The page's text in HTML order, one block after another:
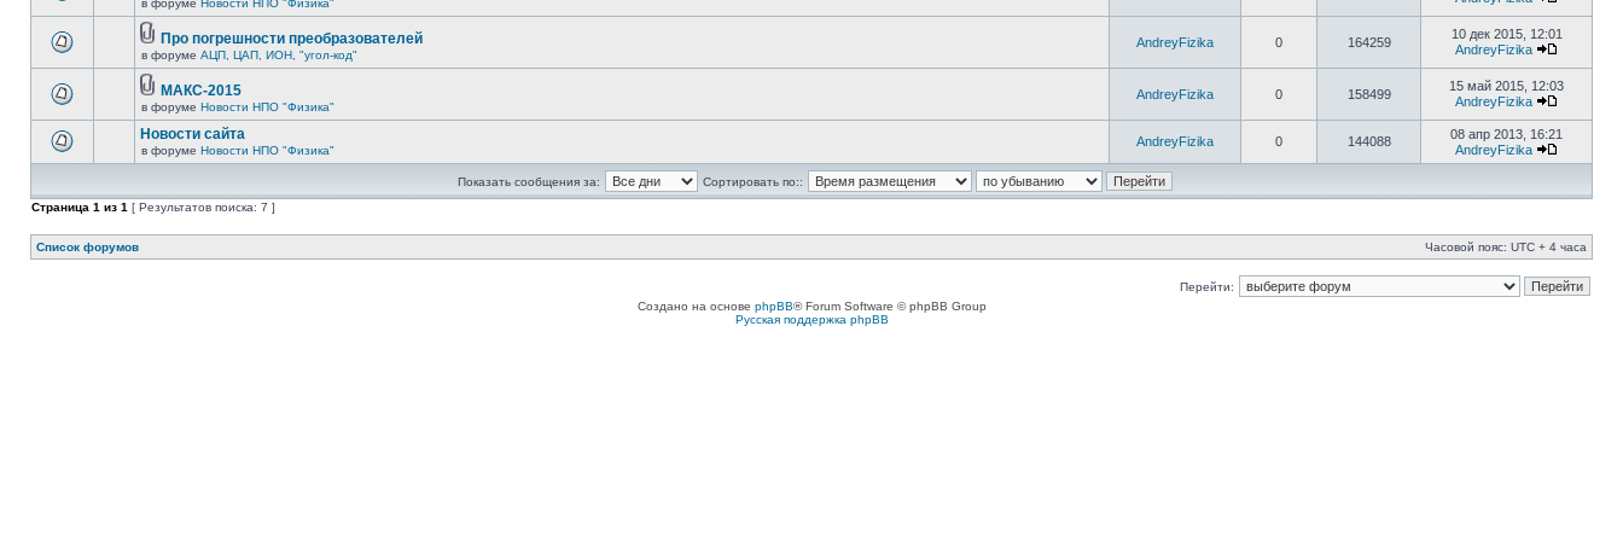
в форуме Новости НПО "Физика"
Про погрешности преобразователей
в форуме АЦП, ЦАП, ИОН, "угол-код"
AndreyFizika 0 164259
10 дек 2015, 12:01
AndreyFizika
МАКС-2015
в форуме Новости НПО "Физика"
AndreyFizika 0 158499
15 май 2015, 12:03
AndreyFizika
Новости сайта
в форуме Новости НПО "Физика"
AndreyFizika 0 144088
08 апр 2013, 16:21
AndreyFizika
Показать сообщения за:
Сортировать по::
Страница 1 из 1 [ Результатов поиска: 7 ]
Список форумов Часовой пояс: UTC + 4 часа
Перейти:
Создано на основе phpBB® Forum Software © phpBB Group
Русская поддержка phpBB